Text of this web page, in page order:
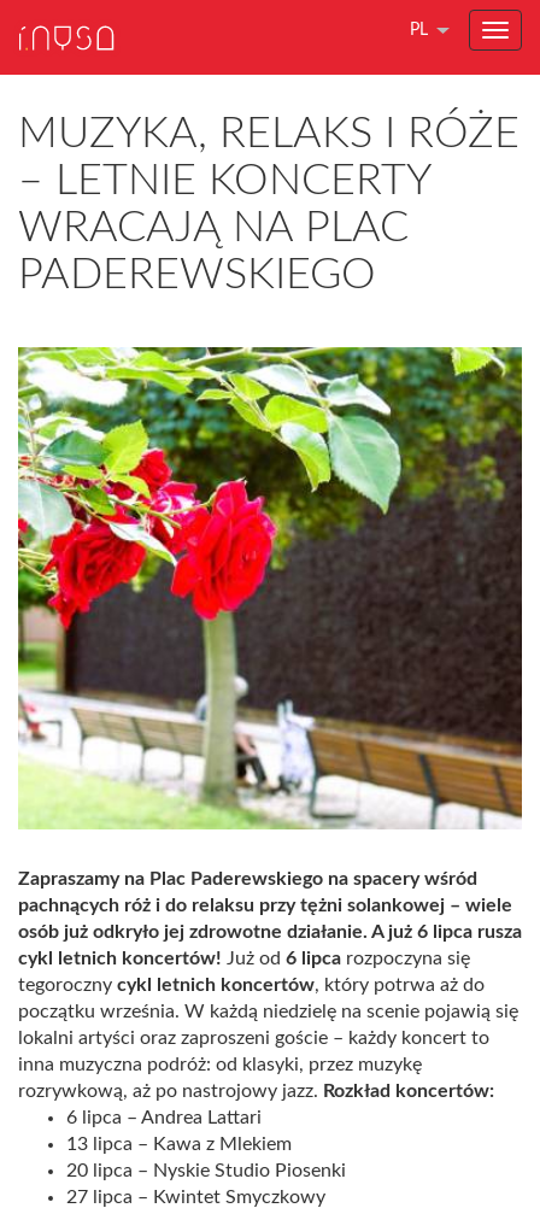
PL
MUZYKA, RELAKS I RÓŻE
– LETNIE KONCERTY
WRACAJĄ NA PLAC
PADEREWSKIEGO
Zapraszamy na Plac Paderewskiego na spacery wśród
pachnących róż i do relaksu przy tężni solankowej – wiele
osób już odkryło jej zdrowotne działanie. A już 6 lipca rusza
cykl letnich koncertów! Już od 6 lipca rozpoczyna się
tegoroczny cykl letnich koncertów, który potrwa aż do
początku września. W każdą niedzielę na scenie pojawią się
lokalni artyści oraz zaproszeni goście – każdy koncert to
inna muzyczna podróż: od klasyki, przez muzykę
rozrywkową, aż po nastrojowy jazz. Rozkład koncertów:
6 lipca – Andrea Lattari
13 lipca – Kawa z Mlekiem
20 lipca – Nyskie Studio Piosenki
27 lipca – Kwintet Smyczkowy